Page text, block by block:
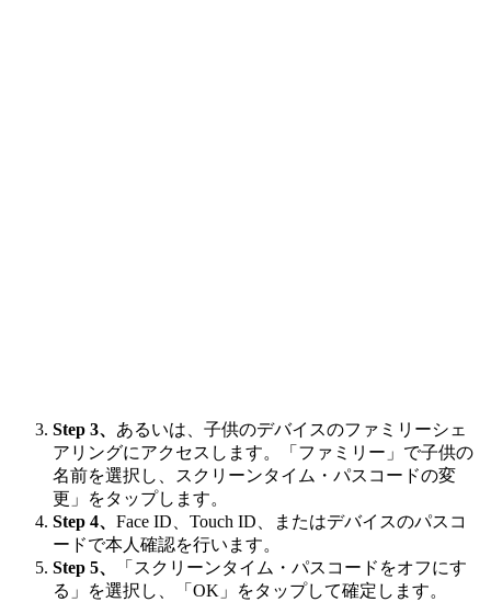
Step 3、 あるいは、子供のデバイスのファミリーシェ
アリングにアクセスします。「ファミリー」で子供の
名前を選択し、スクリーンタイム・パスコードの変
更」をタップします。
Step 4、 Face ID、Touch ID、またはデバイスのパスコ
ードで本人確認を行います。
Step 5、
「スクリーンタイム・パスコードをオフにす
る」を選択し、「OK」をタップして確定します。